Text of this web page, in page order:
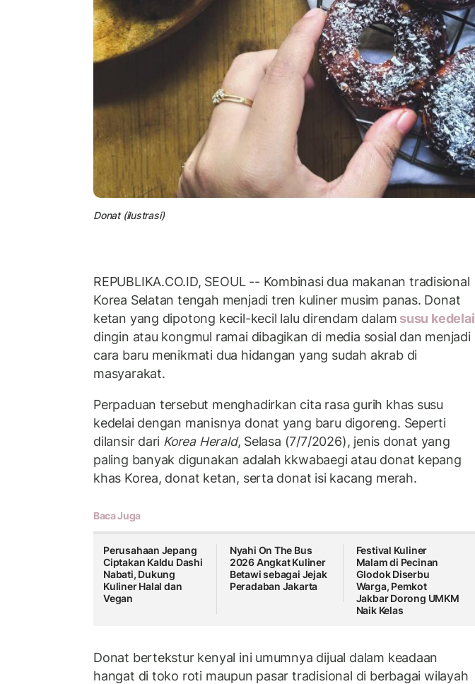
Donat (ilustrasi)
REPUBLIKA.CO.ID, SEOUL -- Kombinasi dua makanan tradisional
Korea Selatan tengah menjadi tren kuliner musim panas. Donat
ketan yang dipotong kecil-kecil lalu direndam dalam susu kedelai
dingin atau kongmul ramai dibagikan di media sosial dan menjadi
cara baru menikmati dua hidangan yang sudah akrab di
masyarakat.
Perpaduan tersebut menghadirkan cita rasa gurih khas susu
kedelai dengan manisnya donat yang baru digoreng. Seperti
dilansir dari Korea Herald, Selasa (7/7/2026), jenis donat yang
paling banyak digunakan adalah kkwabaegi atau donat kepang
khas Korea, donat ketan, serta donat isi kacang merah.
Baca Juga
Perusahaan Jepang
Ciptakan Kaldu Dashi
Nabati, Dukung
Kuliner Halal dan
Vegan
Nyahi On The Bus
2026 Angkat Kuliner
Betawi sebagai Jejak
Peradaban Jakarta
Festival Kuliner
Malam di Pecinan
Glodok Diserbu
Warga, Pemkot
Jakbar Dorong UMKM
Naik Kelas
Donat bertekstur kenyal ini umumnya dijual dalam keadaan
hangat di toko roti maupun pasar tradisional di berbagai wilayah